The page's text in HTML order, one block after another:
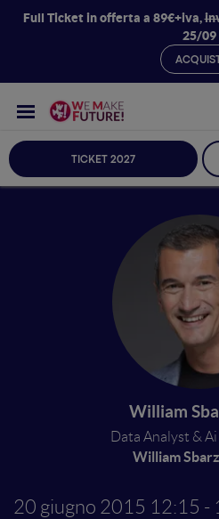
Full Ticket in offerta a 89€+iva,
25/09
TICKET 2027
William
Data Analyst &
William
20 giugno 2015 12:15 -